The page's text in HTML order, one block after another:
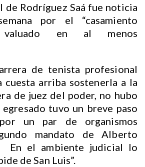
de Rodríguez Saá fue noticia
por el “casamiento
valuado en al menos
de tenista profesional
cuesta arriba sostenerla a la
de juez del poder, no hubo
egresado tuvo un breve paso
un par de organismos
mandato de Alberto
En el ambiente judicial lo
de San Luis”.